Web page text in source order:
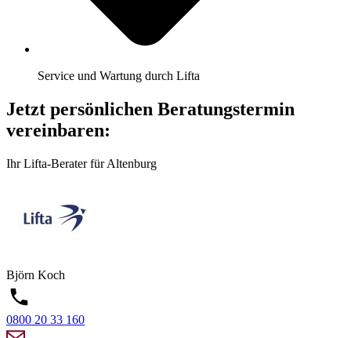
Service und Wartung durch Lifta
Jetzt persönlichen Beratungstermin
vereinbaren:
Ihr Lifta-Berater für Altenburg
Björn Koch
0800 20 33 160